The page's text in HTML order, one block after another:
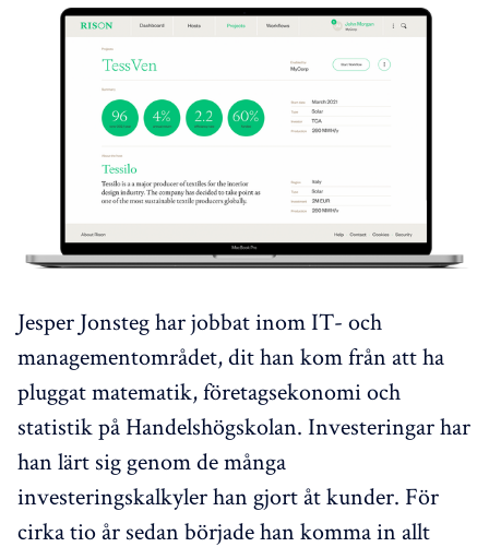
Jesper Jonsteg har jobbat inom IT- och
managementområdet, dit han kom från att ha
pluggat matematik, företagsekonomi och
statistik på Handelshögskolan. Investeringar har
han lärt sig genom de många
investeringskalkyler han gjort åt kunder. För
cirka tio år sedan började han komma in allt